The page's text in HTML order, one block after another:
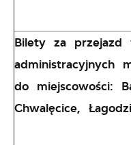
Bilety za przejazd
administracyjnych
do miejscowości:
Chwalęcice,